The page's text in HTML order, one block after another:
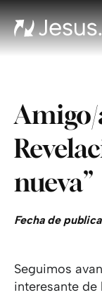
Amigo/
nueva”
Fecha de
Seguimos
interesante de